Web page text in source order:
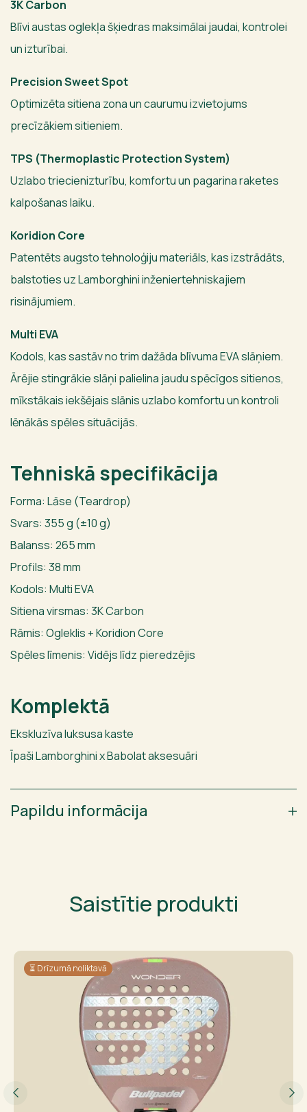
3K Carbon
Blīvi austas oglekļa šķiedras maksimālai jaudai, kontrolei
un izturībai.
Precision Sweet Spot
Optimizēta sitiena zona un caurumu izvietojums
precīzākiem sitieniem.
TPS (Thermoplastic Protection System)
Uzlabo triecienizturību, komfortu un pagarina raketes
kalpošanas laiku.
Koridion Core
Patentēts augsto tehnoloģiju materiāls, kas izstrādāts,
balstoties uz Lamborghini inženiertehniskajiem
risinājumiem.
Multi EVA
Kodols, kas sastāv no trim dažāda blīvuma EVA slāņiem.
Ārējie stingrākie slāņi palielina jaudu spēcīgos sitienos,
mīkstākais iekšējais slānis uzlabo komfortu un kontroli
lēnākās spēles situācijās.
Tehniskā specifikācija
Forma: Lāse (Teardrop)
Svars: 355 g (±10 g)
Balanss: 265 mm
Profils: 38 mm
Kodols: Multi EVA
Sitiena virsmas: 3K Carbon
Rāmis: Ogleklis + Koridion Core
Spēles līmenis: Vidējs līdz pieredzējis
Komplektā
Ekskluzīva luksusa kaste
Īpaši Lamborghini x Babolat aksesuāri
Papildu informācija
Saistītie produkti
⏳ Drīzumā noliktavā